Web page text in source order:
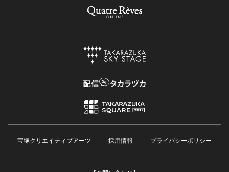
宝塚クリエイティブアーツ 採用情報 プライバシーポリシー